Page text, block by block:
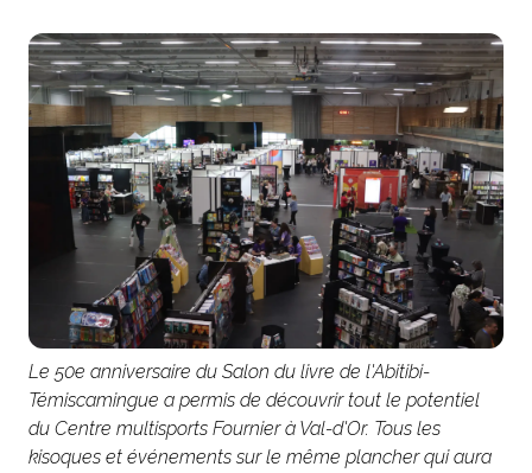
Le 50e anniversaire du Salon du livre de l'Abitibi-
Témiscamingue a permis de découvrir tout le potentiel
du Centre multisports Fournier à Val-d'Or. Tous les
kisoques et événements sur le même plancher qui aura